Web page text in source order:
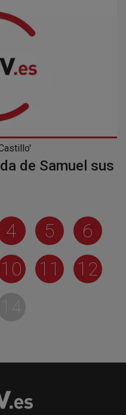
de Samuel sus
4 5
6
10 11
12
14